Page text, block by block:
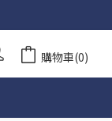
購物車(0)